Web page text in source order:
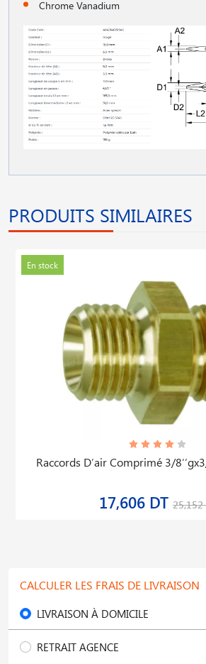
Chrome Vanadium
PRODUITS SIMILAIRES
En stock
Raccords D′air Comprimé 3/
17,606 DT 25,152
CALCULER LES FRAIS DE LIVRAISON
LIVRAISON À DOMICILE
RETRAIT AGENCE